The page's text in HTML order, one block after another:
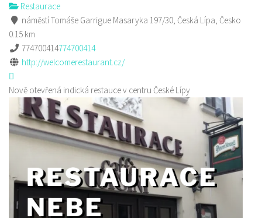
Restaurace
náměstí Tomáše Garrigue Masaryka 197/30, Česká Lípa, Česko
0.15 km
774700414774700414
http://welcomerestaurant.cz/
Nově otevřená indická restauce v centru České Lípy